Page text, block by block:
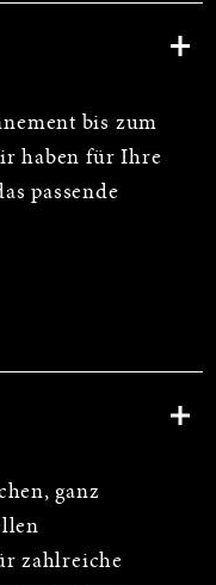
bis zum
haben für Ihre
passende
ganz
zahlreiche